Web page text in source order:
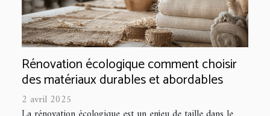
Rénovation écologique comment choisir
des matériaux durables et abordables
2 avril 2025